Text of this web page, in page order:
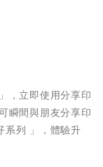
，立即使用分享印
瞬間與朋友分享印
系列 」，體驗升